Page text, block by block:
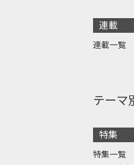
連載
連載一覧
テーマ
特集
特集一覧